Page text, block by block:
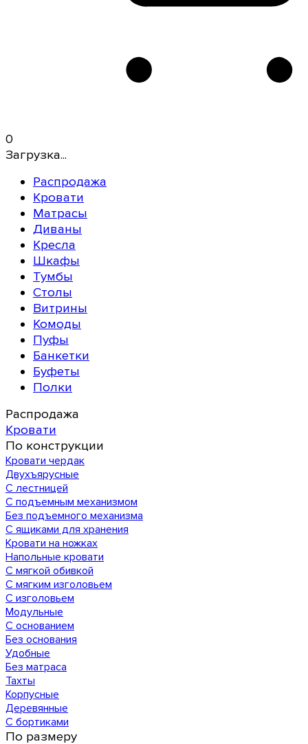
0
Загрузка...
Распродажа
Кровати
Матрасы
Диваны
Кресла
Шкафы
Тумбы
Столы
Витрины
Комоды
Пуфы
Банкетки
Буфеты
Полки
Распродажа
Кровати
По конструкции
Кровати чердак
Двухъярусные
С лестницей
С подъемным механизмом
Без подъемного механизма
С ящиками для хранения
Кровати на ножках
Напольные кровати
С мягкой обивкой
С мягким изголовьем
С изголовьем
Модульные
С основанием
Без основания
Удобные
Без матраса
Тахты
Корпусные
Деревянные
С бортиками
По размеру